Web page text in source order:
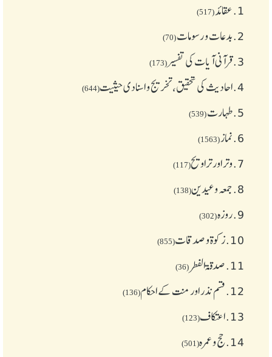
1. عقائد(517)
2. بدعات و رسومات(70)
3. قرآنی آیات کی تفسیر(173)
4. احادیث کی تحقیق، تخریج و اسنادی حیثیت(644)
5. طهارت(539)
6. نماز(1563)
7. وتر اور تراویح(117)
8. جمعہ وعیدین(138)
9. روزہ(302)
10. زکوة و صدقات(855)
11. صدقۃ الفطر (36)
12. قسم نذر اور منت کے احکام(136)
13. اعتکاف(123)
14. حج و عمرہ(501)